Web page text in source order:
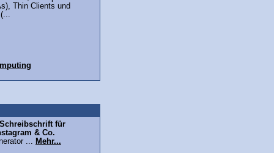
Thin Clients und
für
& Co.
... Mehr...